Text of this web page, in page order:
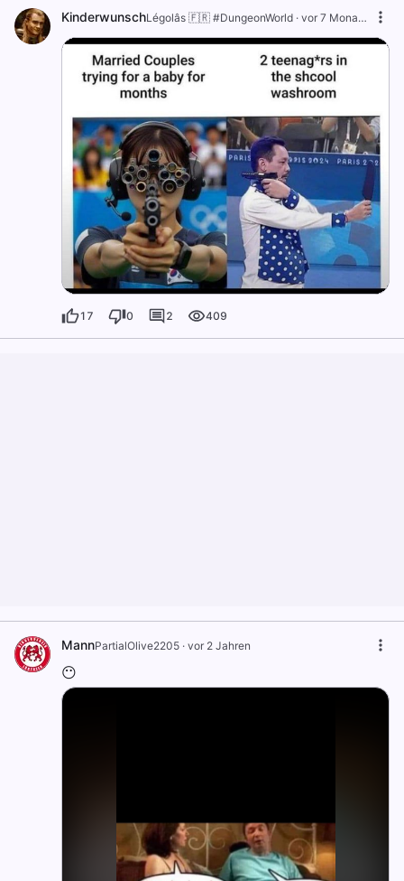
KinderwunschLégolâs 🇫🇷 #DungeonWorld · vor 7 Monaten
17 0 2 409
MannPartialOlive2205 · vor 2 Jahren
😶